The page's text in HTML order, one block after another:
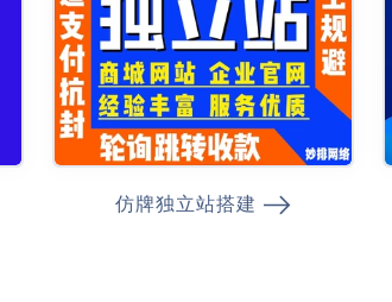
仿牌独立站搭建